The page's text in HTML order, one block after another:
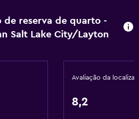
de reserva de quarto -
Salt Lake City/Layton
Avaliação da
8,2